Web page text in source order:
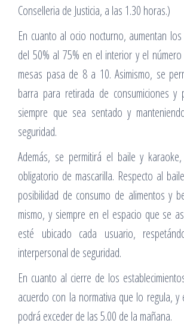
Conselleria de Justicia, a las 1.30 horas.)
En cuanto al ocio nocturno, aumentan
del 50% al 75% en el interior y el
mesas pasa de 8 a 10. Asimismo, se
barra para retirada de consumiciones y
siempre que sea sentado y
seguridad.
Además, se permitirá el baile y
obligatorio de mascarilla. Respecto al
posibilidad de consumo de alimentos y
mismo, y siempre en el espacio que se
esté ubicado cada usuario,
interpersonal de seguridad.
En cuanto al cierre de los
acuerdo con la normativa que lo regula,
podrá exceder de las 5.00 de la mañana.